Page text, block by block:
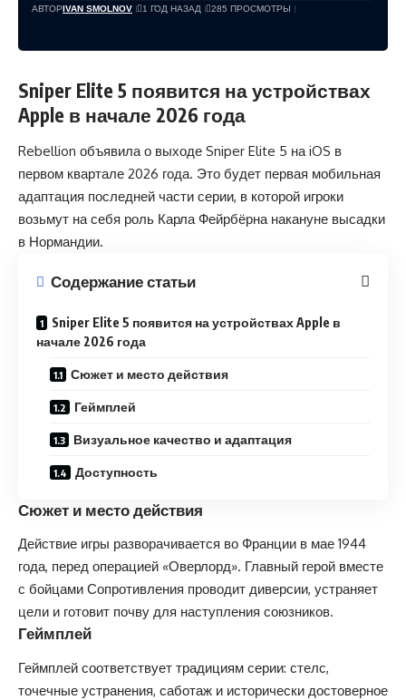
АВТОРIVAN SMOLNOV 1 ГОД НАЗАД 285 ПРОСМОТРЫ
Sniper Elite 5 появится на устройствах
Apple в начале 2026 года
Rebellion объявила о выходе Sniper Elite 5 на iOS в
первом квартале 2026 года. Это будет первая мобильная
адаптация последней части серии, в которой игроки
возьмут на себя роль Карла Фейрбёрна накануне высадки
в Нормандии.
Содержание статьи
Sniper Elite 5 появится на устройствах Apple в
начале 2026 года
Сюжет и место действия
Геймплей
Визуальное качество и адаптация
Доступность
Сюжет и место действия
Действие игры разворачивается во Франции в мае 1944
года, перед операцией «Оверлорд». Главный герой вместе
с бойцами Сопротивления проводит диверсии, устраняет
цели и готовит почву для наступления союзников.
Геймплей
Геймплей соответствует традициям серии: стелс,
точечные устранения, саботаж и исторически достоверное